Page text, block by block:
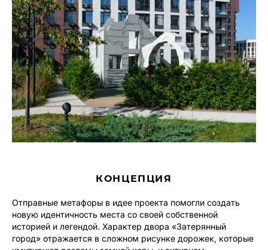
КОНЦЕПЦИЯ
Отправные метафоры в идее проекта помогли создать
новую идентичность места со своей собственной
историей и легендой. Характер двора «Затерянный
город» отражается в сложном рисунке дорожек, которые